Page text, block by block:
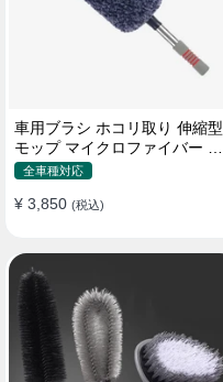
車用ブラシ ホコリ取り 伸縮型
モップ マイクロファイバー 洗
車道具 軽量・コンパクト
全車種対応
¥ 3,850 (税込)